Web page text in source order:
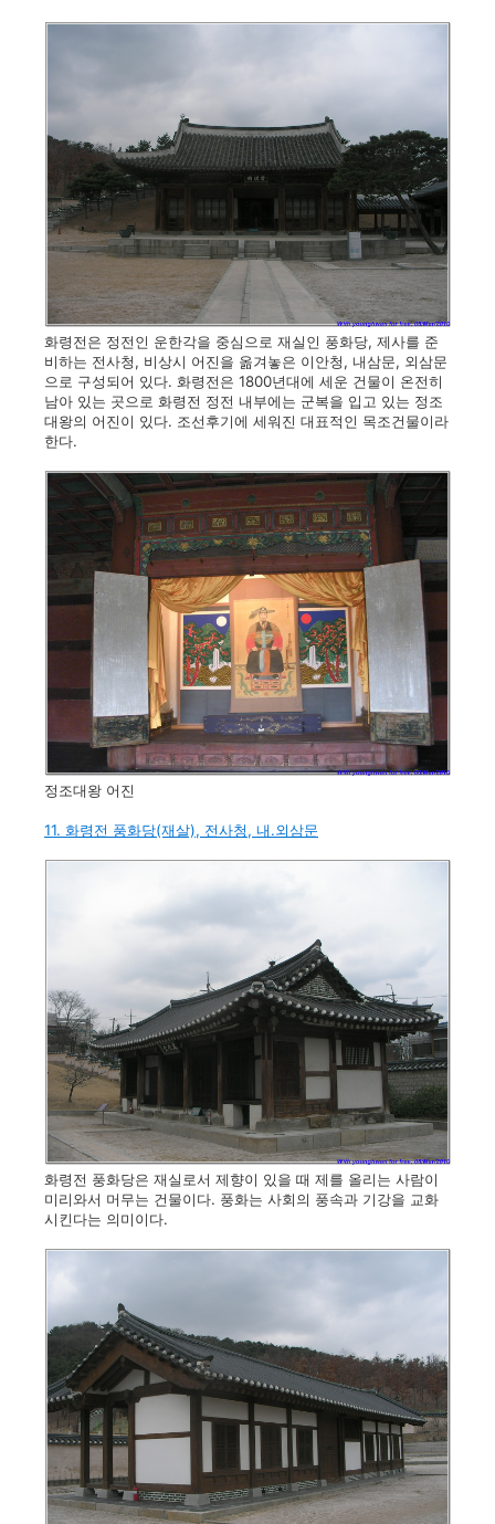
화령전은 정전인 운한각을 중심으로 재실인 풍화당, 제사를 준
비하는 전사청, 비상시 어진을 옮겨놓은 이안청, 내삼문, 외삼문
으로 구성되어 있다. 화령전은 1800년대에 세운 건물이 온전히
남아 있는 곳으로 화령전 정전 내부에는 군복을 입고 있는 정조
대왕의 어진이 있다. 조선후기에 세워진 대표적인 목조건물이라
한다.
정조대왕 어진
11. 화령전 풍화당(재살), 전사청, 내.외삼문
화령전 풍화당은 재실로서 제향이 있을 때 제를 올리는 사람이
미리와서 머무는 건물이다. 풍화는 사회의 풍속과 기강을 교화
시킨다는 의미이다.